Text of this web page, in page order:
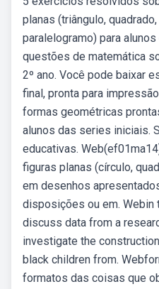
planas (triângulo,
paralelogramo) para
questões de matemática
2º ano. Você pode baixar
final, pronta para
formas geométricas
alunos das series iniciais.
educativas.
figuras planas (círculo,
em desenhos
disposições ou em. Webin
discuss data from a
investigate the
black children from.
formatos das coisas que